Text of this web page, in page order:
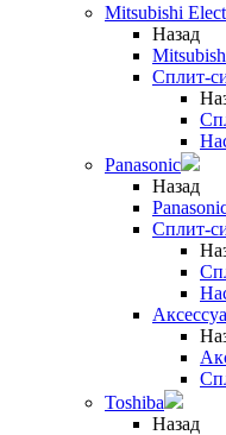
Mitsubishi
Назад
Сплит-
Panasonic
Назад
Сплит-
Toshiba
Назад